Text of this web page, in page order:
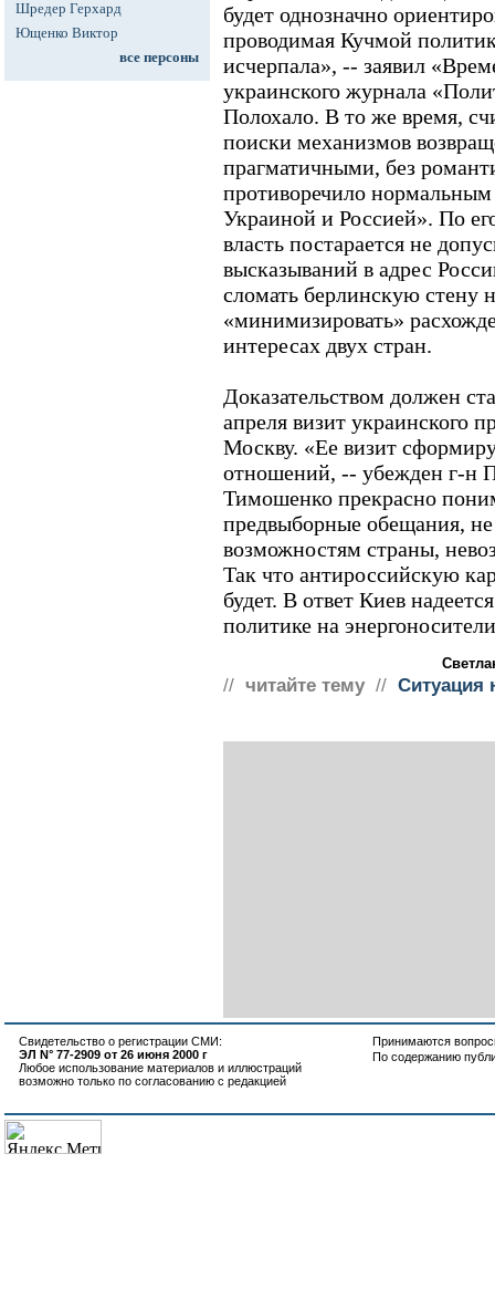
Шредер Герхард
Ющенко Виктор
все персоны
будет однозначно
проводимая Кучмой
исчерпала», -- заявил
украинского журнала
Полохало. В то же время,
поиски механизмов
прагматичными, без
противоречило
Украиной и Россией». По
власть постарается не
высказываний в адрес
сломать берлинскую стену
«минимизировать»
интересах двух стран.
Доказательством должен
апреля визит украинского
Москву. «Ее визит
отношений, -- убежден г-н
Тимошенко прекрасно
предвыборные обещания, не
возможностям страны,
Так что антироссийскую
будет. В ответ Киев
политике на
// читайте тему // Ситуация
Свидетельство о регистрации СМИ:
ЭЛ N° 77-2909 от 26 июня 2000 г
Любое использование материалов и иллюстраций
возможно только по согласованию с редакцией
Принимаются
По содержанию